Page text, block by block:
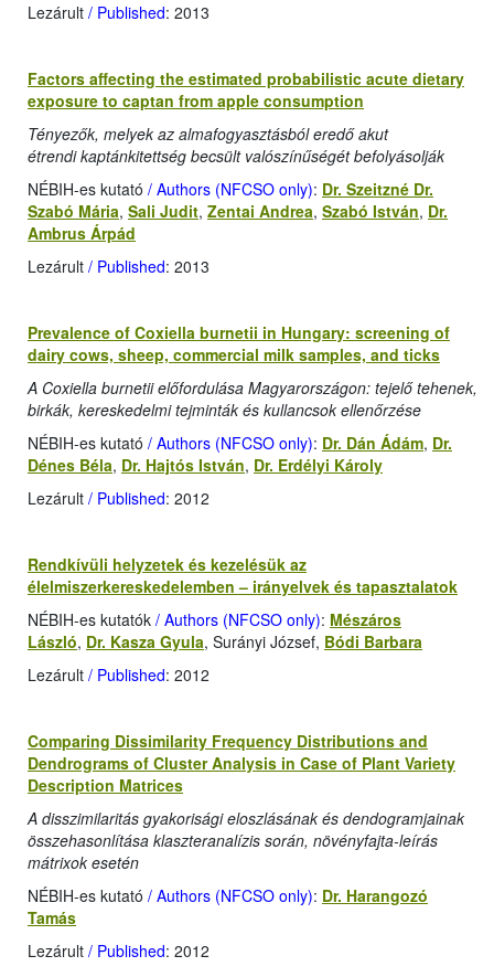
Lezárult / Published: 2013
Factors affecting the estimated probabilistic acute dietary
exposure to captan from apple consumption
Tényezők, melyek az almafogyasztásból eredő akut
étrendi kaptánkitettség becsült valószínűségét befolyásolják
NÉBIH-es kutató / Authors (NFCSO only): Dr. Szeitzné Dr.
Szabó Mária, Sali Judit, Zentai Andrea, Szabó István, Dr.
Ambrus Árpád
Lezárult / Published: 2013
Prevalence of Coxiella burnetii in Hungary: screening of
dairy cows, sheep, commercial milk samples, and ticks
A Coxiella burnetii előfordulása Magyarországon: tejelő tehenek,
birkák, kereskedelmi tejminták és kullancsok ellenőrzése
NÉBIH-es kutató / Authors (NFCSO only): Dr. Dán Ádám, Dr.
Dénes Béla, Dr. Hajtós István, Dr. Erdélyi Károly
Lezárult / Published: 2012
Rendkívüli helyzetek és kezelésük az
élelmiszerkereskedelemben – irányelvek és tapasztalatok
NÉBIH-es kutatók / Authors (NFCSO only): Mészáros
László, Dr. Kasza Gyula, Surányi József, Bódi Barbara
Lezárult / Published: 2012
Comparing Dissimilarity Frequency Distributions and
Dendrograms of Cluster Analysis in Case of Plant Variety
Description Matrices
A disszimilaritás gyakorisági eloszlásának és dendogramjainak
összehasonlítása klaszteranalízis során, növényfajta-leírás
mátrixok esetén
NÉBIH-es kutató / Authors (NFCSO only): Dr. Harangozó
Tamás
Lezárult / Published: 2012